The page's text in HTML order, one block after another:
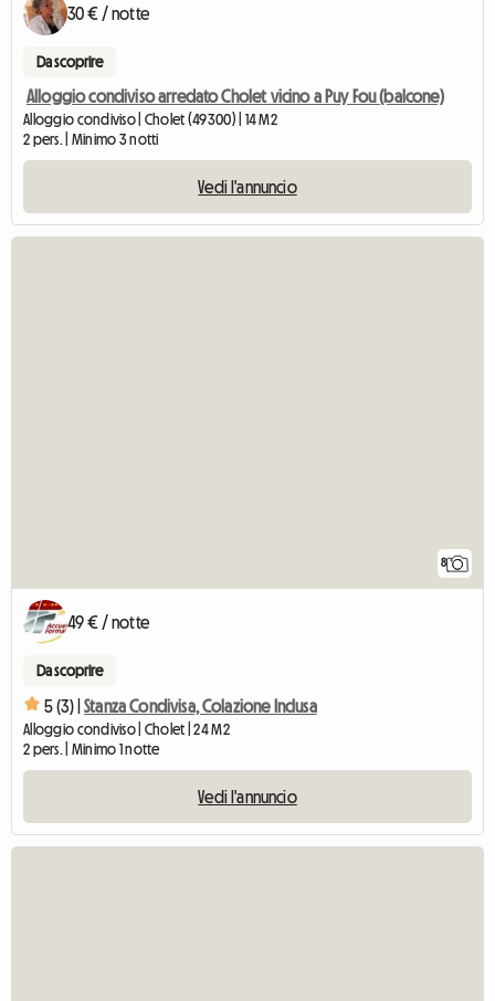
30 € / notte
Da scoprire
Alloggio condiviso arredato Cholet vicino a Puy Fou (balcone)
Alloggio condiviso | Cholet (49300) | 14 M2
2 pers. | Minimo 3 notti
Vedi l'annuncio
8
49 € / notte
Da scoprire
5 (3) | Stanza Condivisa, Colazione Inclusa
Alloggio condiviso | Cholet | 24 M2
2 pers. | Minimo 1 notte
Vedi l'annuncio